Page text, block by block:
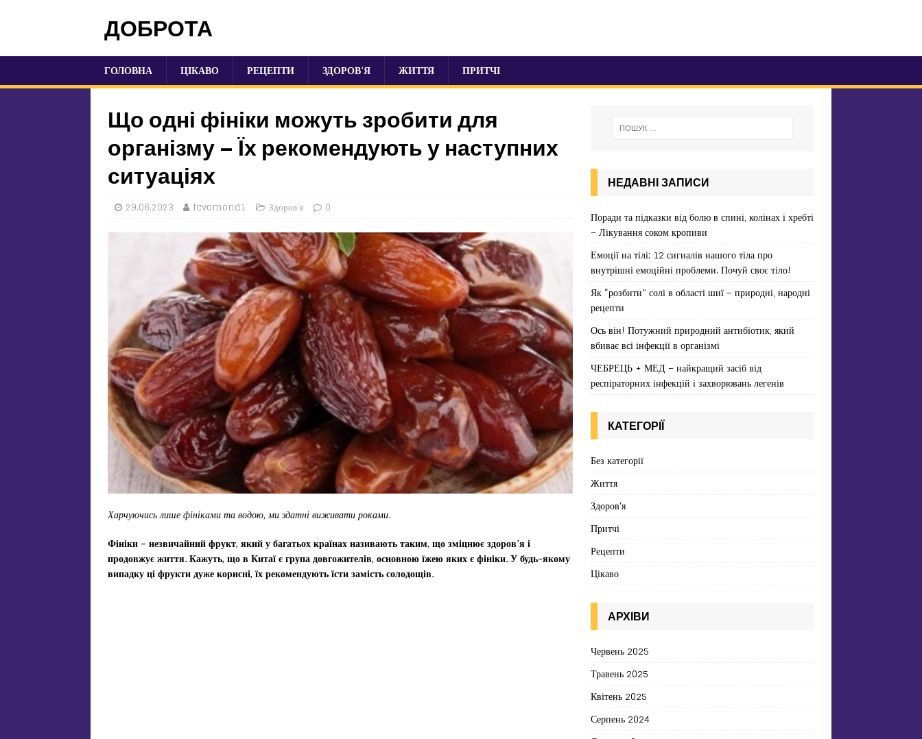
ДОБРОТА
ГОЛОВНА ЦІКАВО РЕЦЕПТИ ЗДОРОВ’Я ЖИТТЯ ПРИТЧІ
Що одні фініки можуть зробити для
організму – Їх рекомендують у наступних
ситуаціях
29.06.2023 fcvomond1 Здоров'я 0
Харчуючись лише фініками та водою, ми здатні виживати роками.
Фініки – незвичайний фрукт, який у багатьох країнах називають таким, що зміцнює здоров’я і
продовжує життя. Кажуть, що в Китаї є група довгожителів, основною їжею яких є фініки. У будь-якому
випадку ці фрукти дуже корисні, їх рекомендують їсти замість солодощів.
НЕДАВНІ ЗАПИСИ
Поради та підказки від болю в спині, колінах і хребті
– Лікування соком кропиви
Емоції на тілі: 12 сигналів нашого тіла про
внутрішні емоційні проблеми. Почуй своє тіло!
Як “розбити” солі в області шиї – природні, народні
рецепти
Ось він! Потужний природний антибіотик, який
вбиває всі інфекції в організмі
ЧЕБРЕЦЬ + МЕД – найкращий засіб від
респіраторних інфекцій і захворювань легенів
КАТЕГОРІЇ
Без категорії
Життя
Здоров'я
Притчі
Рецепти
Цікаво
АРХІВИ
Червень 2025
Травень 2025
Квітень 2025
Серпень 2024